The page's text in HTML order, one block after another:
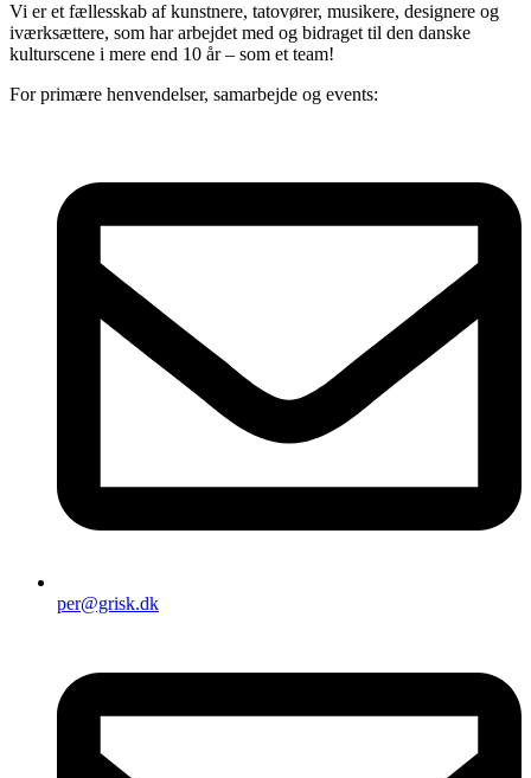
Vi er et fællesskab af kunstnere, tatovører, musikere, designere og
iværksættere, som har arbejdet med og bidraget til den danske
kulturscene i mere end 10 år – som et team!
For primære henvendelser, samarbejde og events:
per@grisk.dk